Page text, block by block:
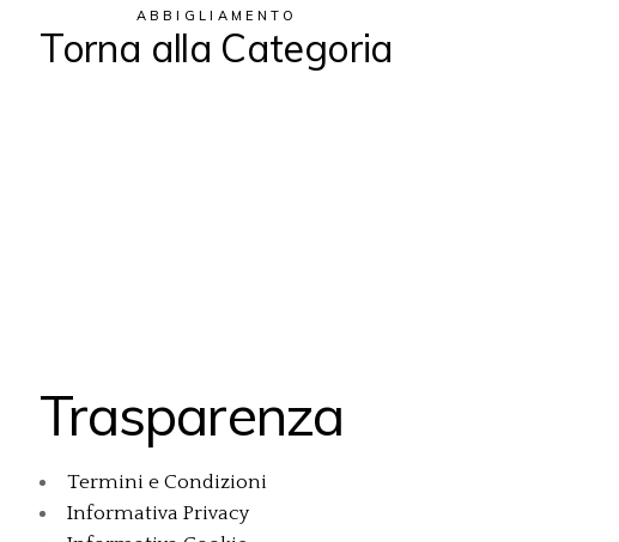
ABBIGLIAMENTO
Torna alla Categoria
Trasparenza
Termini e Condizioni
Informativa Privacy